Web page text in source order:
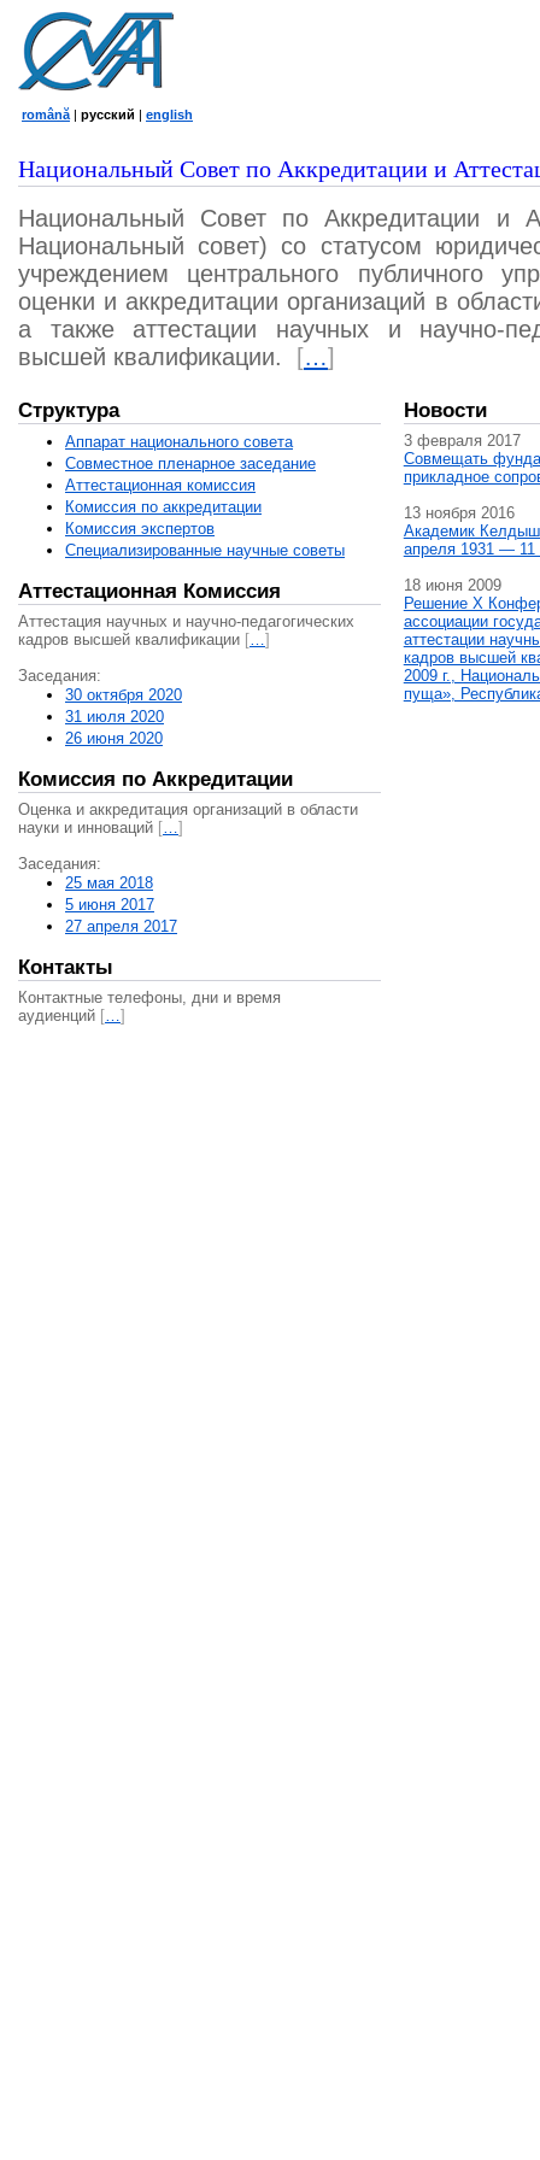
română | русский | english
Национальный Совет по Аккредитации и
Национальный Совет по Аккредитации и
Национальный совет) со статусом
учреждением центрального публичного
оценки и аккредитации организаций в
а также аттестации научных и научно-
высшей квалификации.
[…]
Структура
Аппарат национального совета
Совместное пленарное заседание
Аттестационная комисcия
Комиссия по аккредитации
Комиссия экспертов
Специализированные научные советы
Аттестационная Комиссия
Аттестация научных и научно-педагогических
кадров высшей квалификации […]
Заседания:
30 октября 2020
31 июля 2020
26 июня 2020
Комиссия по Аккредитации
Оценка и аккредитация организаций в области
науки и инноваций […]
Заседания:
25 мая 2018
5 июня 2017
27 апреля 2017
Контакты
Контактные телефоны, дни и время
аудиенций […]
Новости
3 февраля 2017
Совмещать
прикладное
13 ноября 2016
Академик
апреля 1931 — 11
18 июня 2009
Решение X
ассоциации
аттестации
кадров высшей
2009 г.,
пуща»,